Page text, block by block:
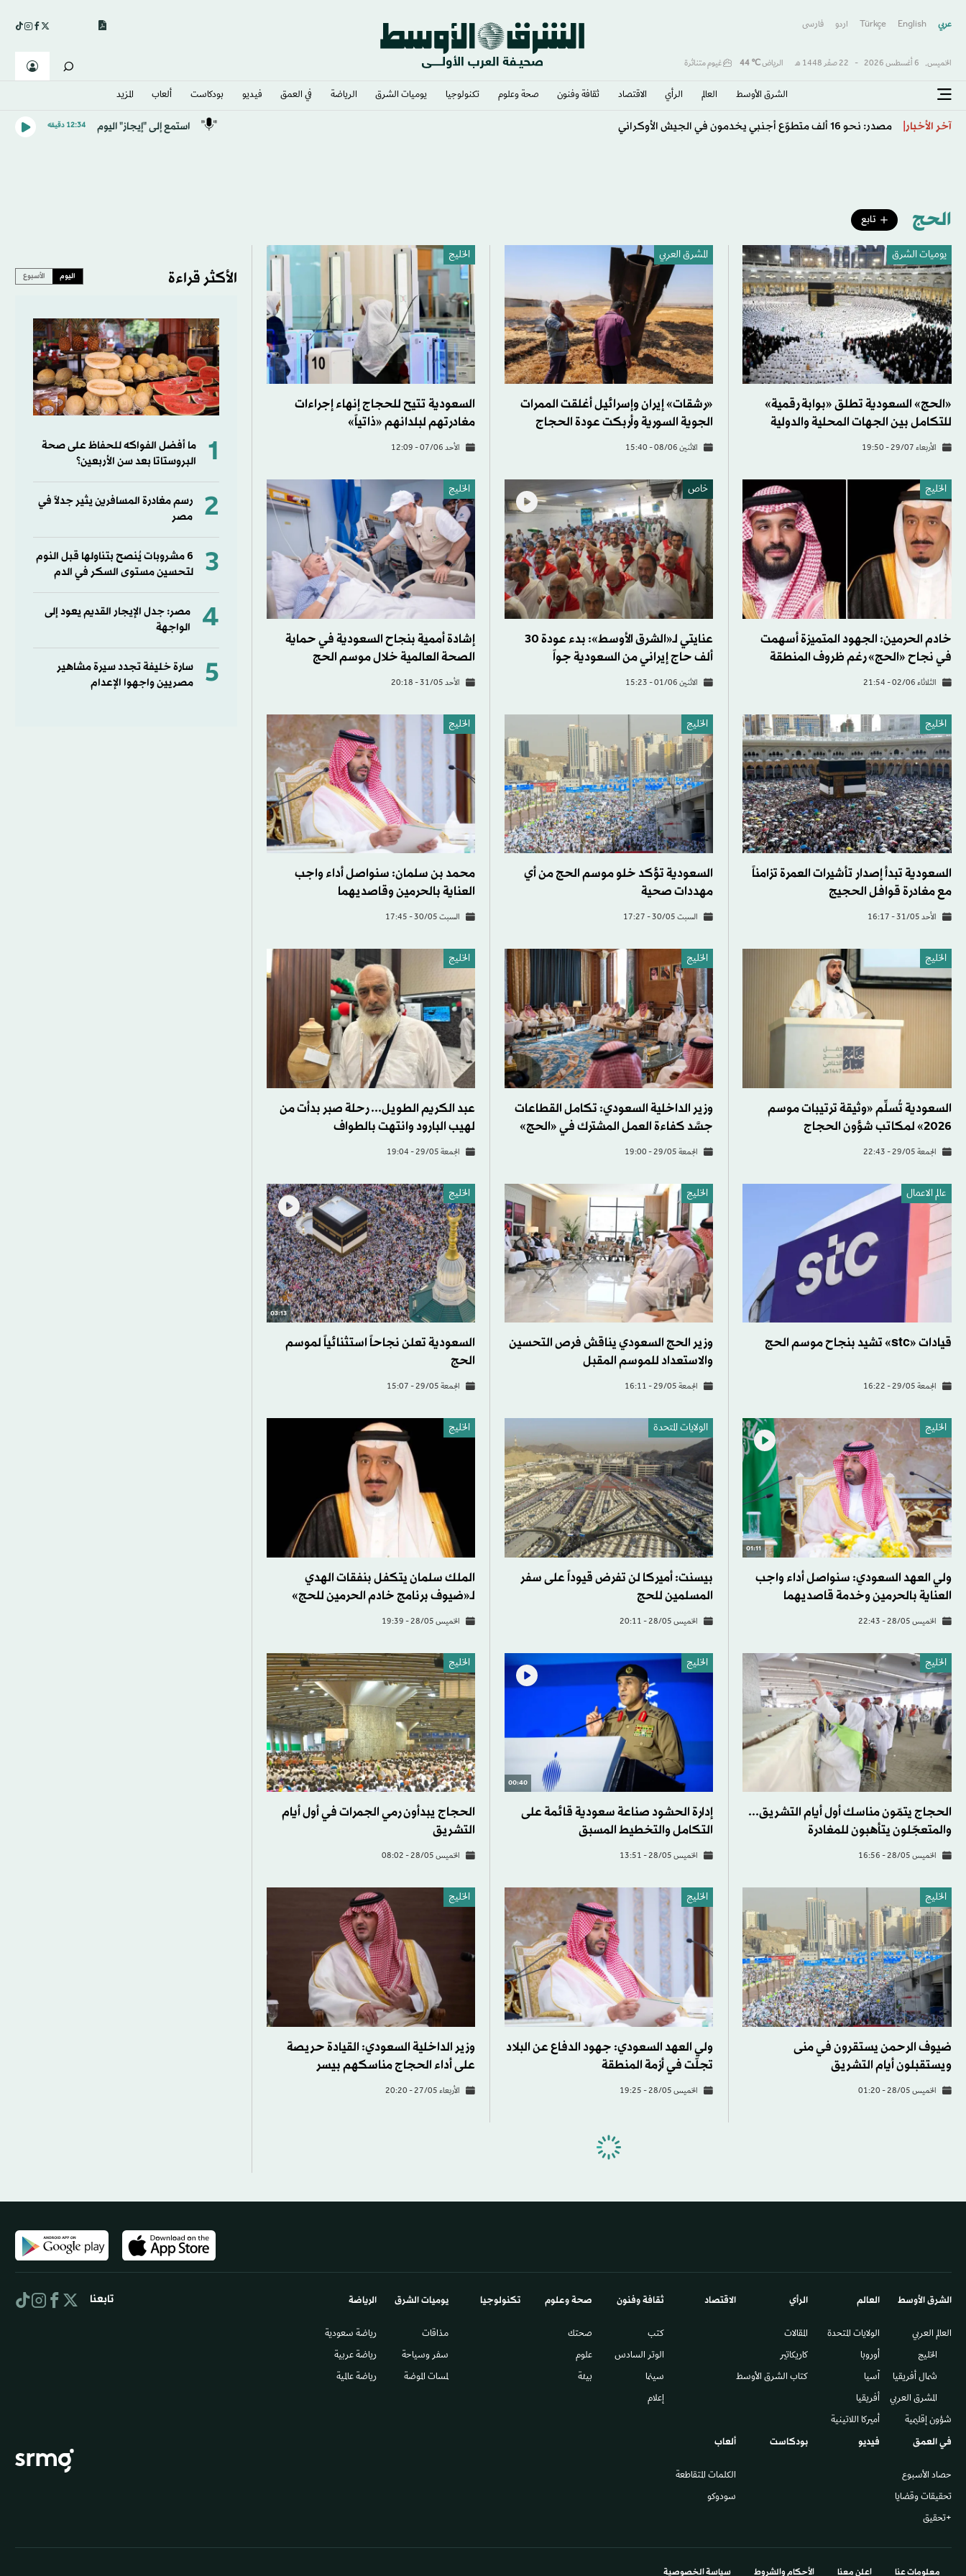
عربي English
Türkçe اردو فارسى
الخميس, 6 أغسطس 2026 - 22 صفَر 1448 هـ الرياض℃
44 غيوم متناثرة
الشرق الأوسط​ العالم الرأي الاقتصاد ثقافة وفنون صحة وعلوم تكنولوجيا يوميات الشرق​ الرياضة في العمق فيديو بودكاست ألعاب المزيد
آخر الأخبار «شريك أم متلقٍ؟»... واشنطن تبحث تغيير قواعد الدعم العسكري لإسرائيل استمع إلى "إيجاز" اليوم 12:34 دقيقه
الحج تابع
يوميات الشرق
«الحج» السعودية تطلق «بوابة رقمية»
للتكامل بين الجهات المحلية والدولية
الأربعاء 29/07 - 19:50
المشرق العربي
«رشقات» إيران وإسرائيل أغلقت الممرات
الجوية السورية وأربكت عودة الحجاج
الاثنين 08/06 - 15:40
الخليج
السعودية تتيح للحجاج إنهاء إجراءات
مغادرتهم لبلدانهم «ذاتياً»
الأحد 07/06 - 12:09
الخليج
خادم الحرمين: الجهود المتميزة أسهمت
في نجاح «الحج» رغم ظروف المنطقة
الثلاثاء 02/06 - 21:54
خاص
عنايتي لـ«الشرق الأوسط»: بدء عودة 30
ألف حاج إيراني من السعودية جواً
الاثنين 01/06 - 15:23
الخليج
إشادة أممية بنجاح السعودية في حماية
الصحة العالمية خلال موسم الحج
الأحد 31/05 - 20:18
الخليج
السعودية تبدأ إصدار تأشيرات العمرة تزامناً
مع مغادرة قوافل الحجيج
الأحد 31/05 - 16:17
الخليج
السعودية تؤكد خلو موسم الحج من أي
مهددات صحية
السبت 30/05 - 17:27
الخليج
محمد بن سلمان: سنواصل أداء واجب
العناية بالحرمين وقاصديهما
السبت 30/05 - 17:45
الخليج
السعودية تُسلِّم «وثيقة ترتيبات موسم
2026» لمكاتب شؤون الحجاج
الجمعة 29/05 - 22:43
الخليج
وزير الداخلية السعودي: تكامل القطاعات
جسَّد كفاءة العمل المشترك في «الحج»
الجمعة 29/05 - 19:00
الخليج
عبد الكريم الطويل... رحلة صبر بدأت من
لهيب البارود وانتهت بالطواف
الجمعة 29/05 - 19:04
عالم الاعمال
قيادات «stc» تشيد بنجاح موسم الحج
الجمعة 29/05 - 16:22
الخليج
وزير الحج السعودي يناقش فرص التحسين
والاستعداد للموسم المقبل
الجمعة 29/05 - 16:11
الخليج
03:13
السعودية تعلن نجاحاً استثنائياً لموسم
الحج
الجمعة 29/05 - 15:07
الخليج
01:11
ولي العهد السعودي: سنواصل أداء واجب
العناية بالحرمين وخدمة قاصديهما
الخميس 28/05 - 22:43
الولايات المتحدة​
بيسنت: أميركا لن تفرض قيوداً على سفر
المسلمين للحج
الخميس 28/05 - 20:11
الخليج
الملك سلمان يتكفل بنفقات الهدي
لـ«ضيوف برنامج خادم الحرمين للحج»
الخميس 28/05 - 19:39
الخليج
الحجاج يتمّون مناسك أول أيام التشريق...
والمتعجّلون يتأهبون للمغادرة
الخميس 28/05 - 16:56
الخليج
00:40
إدارة الحشود صناعة سعودية قائمة على
التكامل والتخطيط المسبق
الخميس 28/05 - 13:51
الخليج
الحجاج يبدأون رمي الجمرات في أول أيام
التشريق
الخميس 28/05 - 08:02
الخليج
ضيوف الرحمن يستقرون في منى
ويستقبلون أيام التشريق
الخميس 28/05 - 01:20
الخليج
ولي العهد السعودي: جهود الدفاع عن البلاد
تجلّت في أزمة المنطقة
الخميس 28/05 - 19:25
الخليج
وزير الداخلية السعودي: القيادة حريصة
على أداء الحجاج مناسكهم بيسر
الأربعاء 27/05 - 20:20
بانسيابية تامة
ويستقبلون أول أيام التشريق
لتجني «حجة» الثمانين
التشريعات العقارية السعودية تضع مكة
العالمية
الأكثر قراءة اليوم الأسبوع
1
ما أفضل الفواكه للحفاظ على صحة
البروستاتا بعد سن الأربعين؟
2
رسم مغادرة المسافرين يثير جدلاً في
مصر
3
6 مشروبات يُنصح بتناولها قبل النوم
لتحسين مستوى السكر في الدم
4
مصر: جدل الإيجار القديم يعود إلى
الواجهة
5
سارة خليفة تجدد سيرة مشاهير
مصريين واجهوا الإعدام